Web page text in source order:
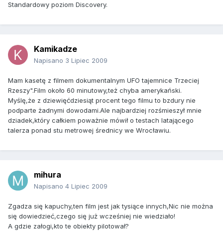
Standardowy poziom Discovery.
Kamikadze
Napisano 3 Lipiec 2009
Mam kasetę z filmem dokumentalnym UFO tajemnice Trzeciej
Rzeszy".Film około 60 minutowy,też chyba amerykański.
Myślę,że z dziewięćdziesiąt procent tego filmu to bzdury nie
podparte żadnymi dowodami.Ale najbardziej rozśmieszył mnie
dziadek,który całkiem poważnie mówił o testach latającego
talerza ponad stu metrowej średnicy we Wrocławiu.
mihura
Napisano 4 Lipiec 2009
Zgadza się kapuchy,ten film jest jak tysiące innych,Nic nie można
się dowiedzieć,czego się już wcześniej nie wiedziało!
A gdzie załogi,kto te obiekty pilotował?